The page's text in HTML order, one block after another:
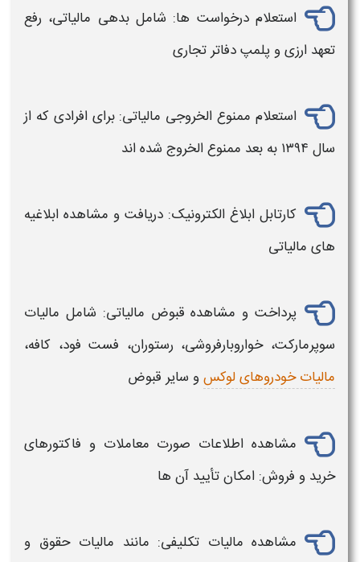
استعلام درخواست ها: شامل بدهی مالیاتی، رفع
تعهد ارزی و پلمپ دفاتر تجاری
استعلام ممنوع الخروجی مالیاتی: برای افرادی که از
سال ۱۳۹۴ به بعد ممنوع الخروج شده اند
کارتابل ابلاغ الکترونیک: دریافت و مشاهده ابلاغیه
های مالیاتی
پرداخت و مشاهده قبوض مالیاتی: شامل مالیات
سوپرمارکت، خواروبارفروشی، رستوران، فست فود، کافه،
مالیات خودروهای لوکسو سایر قبوض
مشاهده اطلاعات صورت معاملات و فاکتورهای
خرید و فروش: امکان تأیید آن ها
مشاهده مالیات تکلیفی: مانند مالیات حقوق و